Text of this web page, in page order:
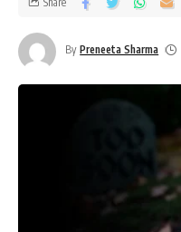
By Preneeta Sharma